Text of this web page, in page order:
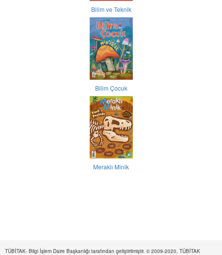
Bilim ve Teknik
Bilim Çocuk
Meraklı Minik
TÜBİTAK- Bilgi İşlem Daire Başkanlığı tarafından geliştirilmiştir. © 2009-2020, TÜBİTAK